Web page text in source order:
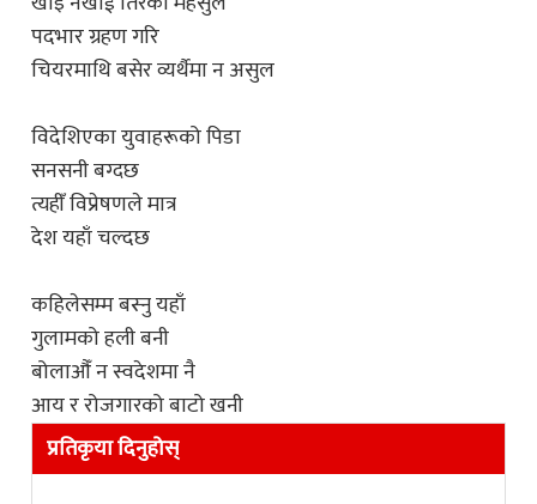
पदभार ग्रहण गरि
चियरमाथि बसेर व्यर्थैमा न असुल
विदेशिएका युवाहरूको पिडा
सनसनी बग्दछ
त्यहीँ विप्रेषणले मात्र
देश यहाँ चल्दछ
कहिलेसम्म बस्नु यहाँ
गुलामको हली बनी
बोलाऔँ न स्वदेशमा नै
आय र रोजगारको बाटो खनी
प्रतिकृया दिनुहोस्